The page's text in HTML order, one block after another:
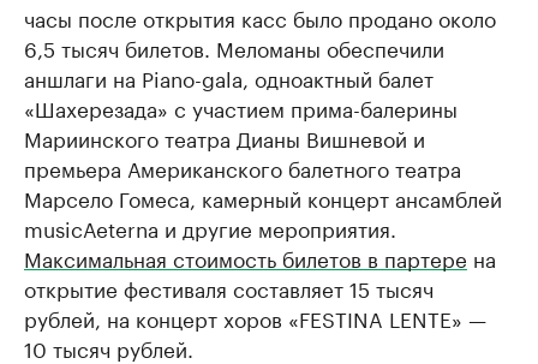
часы после открытия касс было продано около
6,5 тысяч билетов. Меломаны обеспечили
аншлаги на Piano-gala, одноактный балет
«Шахерезада» с участием прима-балерины
Мариинского театра Дианы Вишневой и ​
премьера Американского балетного театра
Марсело Гомеса, камерный концерт ансамблей
musicАeterna и другие мероприятия.
Максимальная стоимость билетов в партере на
открытие фестиваля составляет 15 тысяч
рублей, на концерт хоров «FESTINA LENTE» —
10 тысяч рублей.